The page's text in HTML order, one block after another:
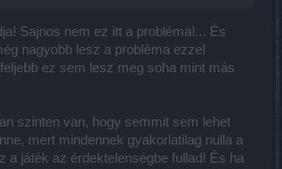
Sajnos nem ez itt a probléma!... És
nagyobb lesz a probléma ezzel
ez sem lesz meg soha mint más
szinten van, hogy semmit sem lehet
mert mindennek gyakorlatilag nulla a
a játék az érdektelenségbe fullad! És ha